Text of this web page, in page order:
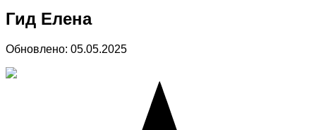
Гид Елена
Обновлено: 05.05.2025